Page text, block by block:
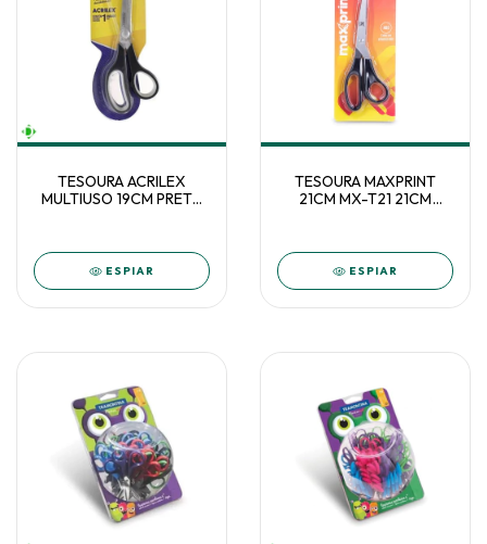
TESOURA ACRILEX
MULTIUSO 19CM PRETO
ESPIAR
TESOURA MAXPRINT
21CM MX-T21 21CM
ESPIAR